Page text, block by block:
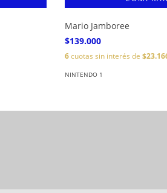
Mario Jamboree
$139.000
6cuotas sin interés de
NINTENDO 1